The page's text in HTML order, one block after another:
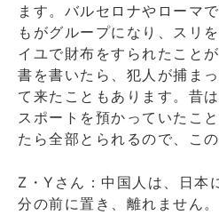
ます。バルセロナやローマ
もがグループになり、スリ
イユで財布をすられたこと
書を書いたら、犯人が捕ま
て来たこともあります。昔
スポートを預かっていたこ
たら全部とられるので、こ
Z・Yさん：中国人は、日本
分の前に置き、離れません。